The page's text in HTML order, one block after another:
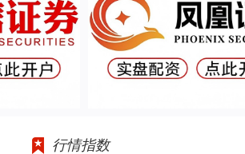
行情指数